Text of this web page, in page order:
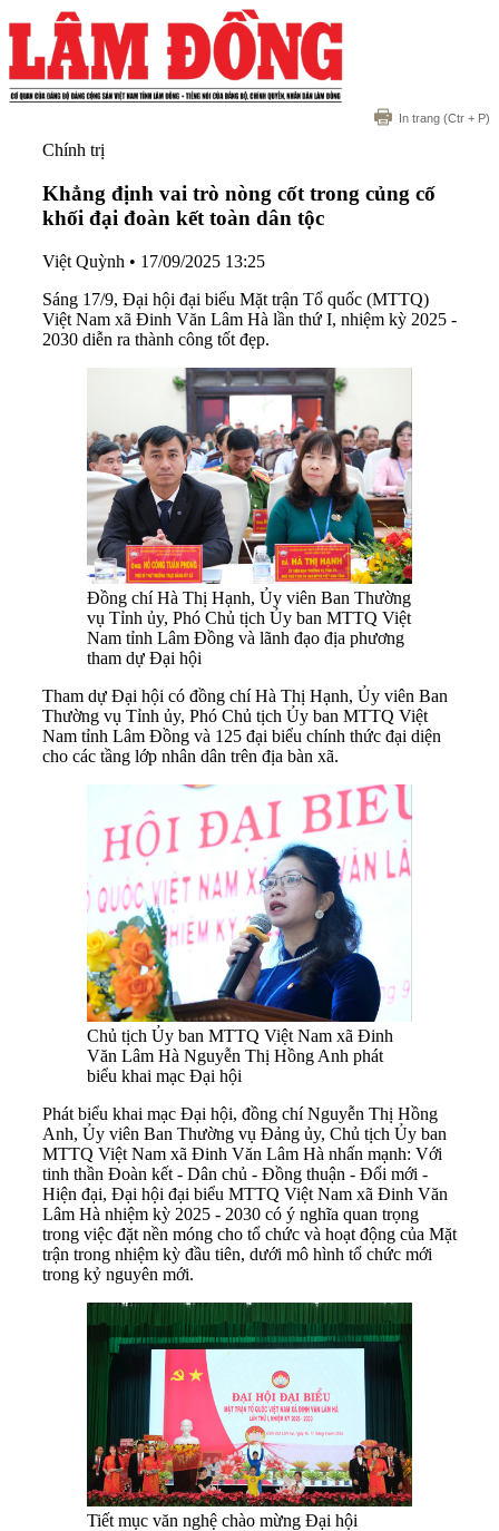
In trang (Ctr + P)
Chính trị
Khẳng định vai trò nòng cốt trong củng cố
khối đại đoàn kết toàn dân tộc
Việt Quỳnh • 17/09/2025 13:25
Sáng 17/9, Đại hội đại biểu Mặt trận Tổ quốc (MTTQ)
Việt Nam xã Đinh Văn Lâm Hà lần thứ I, nhiệm kỳ 2025 -
2030 diễn ra thành công tốt đẹp.
Đồng chí Hà Thị Hạnh, Ủy viên Ban Thường
vụ Tỉnh ủy, Phó Chủ tịch Ủy ban MTTQ Việt
Nam tỉnh Lâm Đồng và lãnh đạo địa phương
tham dự Đại hội
Tham dự Đại hội có đồng chí Hà Thị Hạnh, Ủy viên Ban
Thường vụ Tỉnh ủy, Phó Chủ tịch Ủy ban MTTQ Việt
Nam tỉnh Lâm Đồng và 125 đại biểu chính thức đại diện
cho các tầng lớp nhân dân trên địa bàn xã.
Chủ tịch Ủy ban MTTQ Việt Nam xã Đinh
Văn Lâm Hà Nguyễn Thị Hồng Anh phát
biểu khai mạc Đại hội
Phát biểu khai mạc Đại hội, đồng chí Nguyễn Thị Hồng
Anh, Ủy viên Ban Thường vụ Đảng ủy, Chủ tịch Ủy ban
MTTQ Việt Nam xã Đinh Văn Lâm Hà nhấn mạnh: Với
tinh thần Đoàn kết - Dân chủ - Đồng thuận - Đổi mới -
Hiện đại, Đại hội đại biểu MTTQ Việt Nam xã Đinh Văn
Lâm Hà nhiệm kỳ 2025 - 2030 có ý nghĩa quan trọng
trong việc đặt nền móng cho tổ chức và hoạt động của Mặt
trận trong nhiệm kỳ đầu tiên, dưới mô hình tổ chức mới
trong kỷ nguyên mới.
Tiết mục văn nghệ chào mừng Đại hội